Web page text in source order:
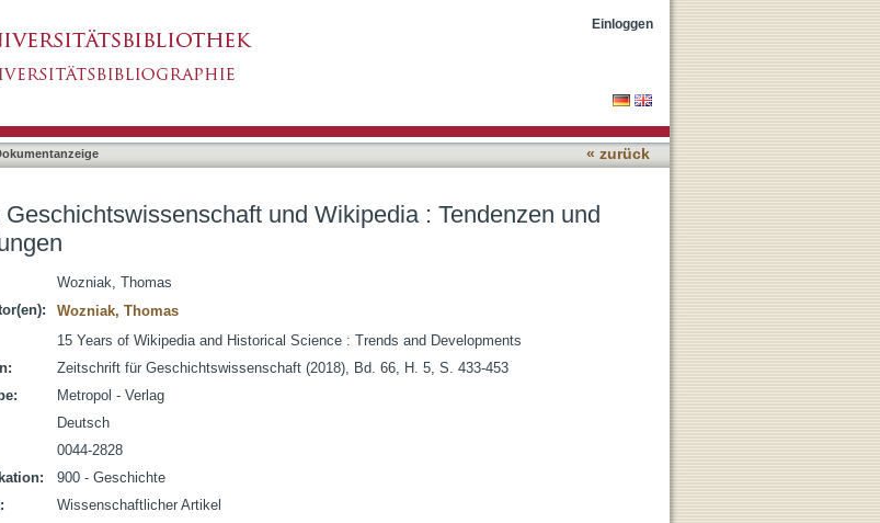
Einloggen
« zurück
Geschichtswissenschaft und Wikipedia : Tendenzen und
Wozniak, Thomas
Wozniak, Thomas
15 Years of Wikipedia and Historical Science : Trends and Developments
Zeitschrift für Geschichtswissenschaft (2018), Bd. 66, H. 5, S. 433-453
Metropol - Verlag
Deutsch
0044-2828
900 - Geschichte
Wissenschaftlicher Artikel